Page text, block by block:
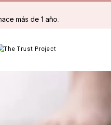
más de 1 año.